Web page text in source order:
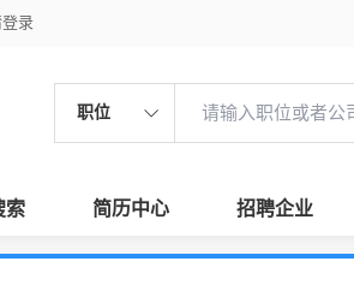
录
职位
索 简历中心 招聘企业